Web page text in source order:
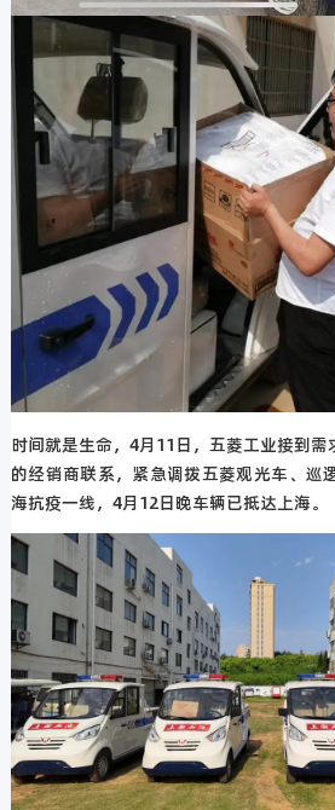
时间就是生命，4月11日，五菱工业接到
的经销商联系，紧急调拨五菱观光车、巡
海抗疫一线，4月12日晚车辆已抵达上海。